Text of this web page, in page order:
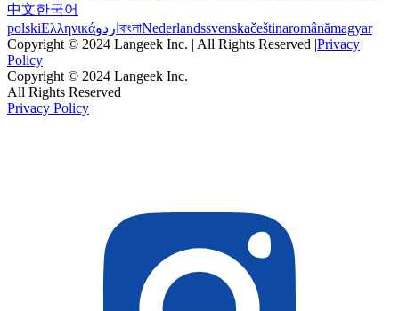
中文한국어
polskiΕλληνικάاردو বাংলাNederlandssvenskačeštinaromânămagyar
Copyright © 2024 Langeek Inc. | All Rights Reserved |Privacy
Policy
Copyright © 2024 Langeek Inc.
All Rights Reserved
Privacy Policy